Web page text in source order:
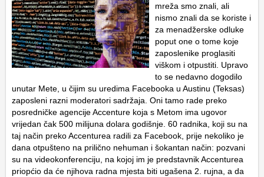
mreža smo znali, ali
nismo znali da se koriste i
za menadžerske odluke
poput one o tome koje
zaposlenike proglasiti
viškom i otpustiti. Upravo
to se nedavno dogodilo
unutar Mete, u čijim su uredima Facebooka u Austinu (Teksas)
zaposleni razni moderatori sadržaja. Oni tamo rade preko
posredničke agencije Accenture koja s Metom ima ugovor
vrijedan čak 500 milijuna dolara godišnje. 60 radnika, koji su na
taj način preko Accenturea radili za Facebook, prije nekoliko je
dana otpušteno na prilično nehuman i šokantan način: pozvani
su na videokonferenciju, na kojoj im je predstavnik Accenturea
priopćio da će njihova radna mjesta biti ugašena 2. rujna, a da